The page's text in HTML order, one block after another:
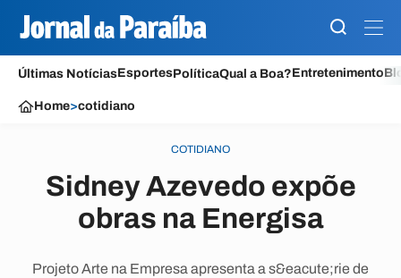
Últimas NotíciasEsportesPolíticaQual a Boa?Entretenimento
Home>cotidiano
COTIDIANO
Sidney Azevedo expõe
obras na Energisa
Projeto Arte na Empresa apresenta a s&eacute;rie de